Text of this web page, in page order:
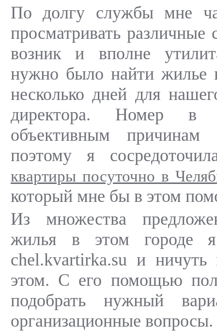
По долгу службы мне
просматривать различные
возник и вполне
нужно было найти жилье
несколько дней для
директора. Номер в
объективным причинам
поэтому я
квартиры посуточно в
который мне бы в этом
Из множества
жилья в этом городе
chel.kvartirka.su и
этом. С его помощью
подобрать нужный
организационные вопросы.